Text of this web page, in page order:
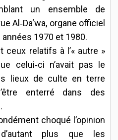
un ensemble de
Al‑Da‘wa, organe officiel
1970 et 1980.
ceux relatifs à l’« autre »
celui‑ci n’avait pas le
lieux de culte en terre
enterré dans des
choqué l’opinion
plus que les